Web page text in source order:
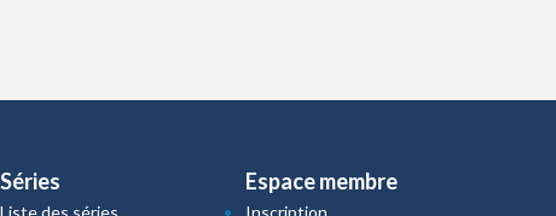
Séries
Liste des séries
Espace membre
Inscription